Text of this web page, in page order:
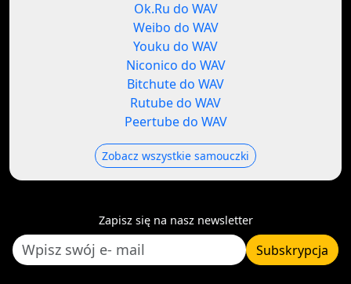
Ok.Ru do WAV
Weibo do WAV
Youku do WAV
Niconico do WAV
Bitchute do WAV
Rutube do WAV
Peertube do WAV
Zobacz wszystkie samouczki
Zapisz się na nasz newsletter
Subskrypcja